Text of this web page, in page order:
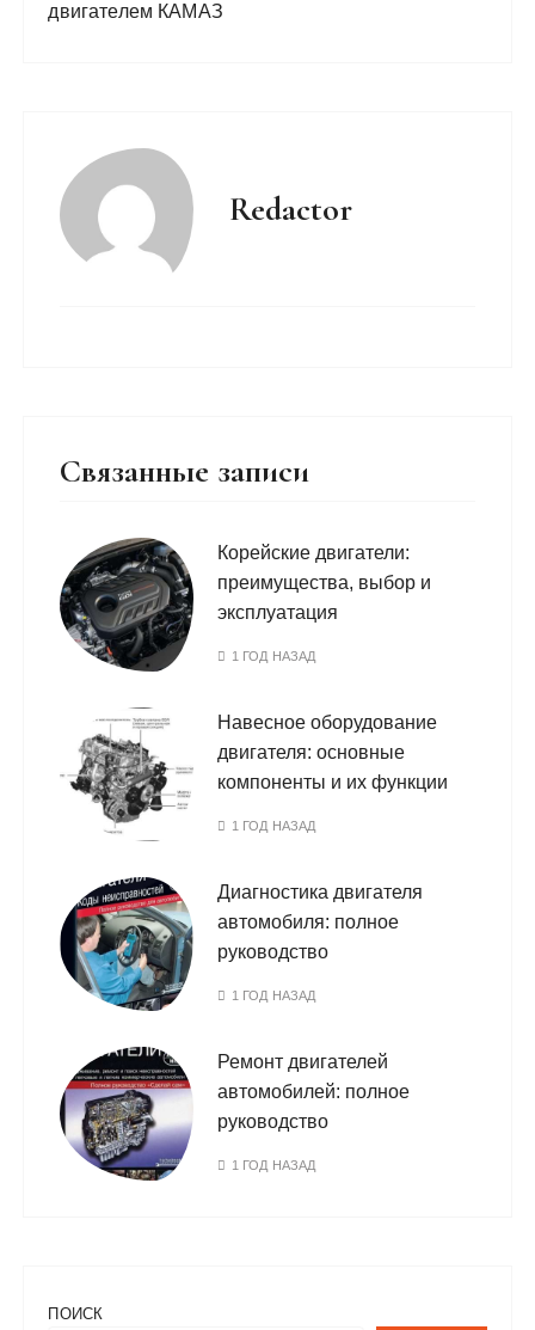
двигателем КАМАЗ
Redactor
Связанные записи
Корейские двигатели:
преимущества, выбор и
эксплуатация
1 ГОД НАЗАД
Навесное оборудование
двигателя: основные
компоненты и их функции
1 ГОД НАЗАД
Диагностика двигателя
автомобиля: полное
руководство
1 ГОД НАЗАД
Ремонт двигателей
автомобилей: полное
руководство
1 ГОД НАЗАД
ПОИСК